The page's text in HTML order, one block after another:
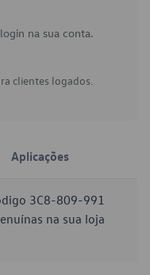
na sua conta.
clientes logados.
Aplicações
3C8-809-991
na sua loja